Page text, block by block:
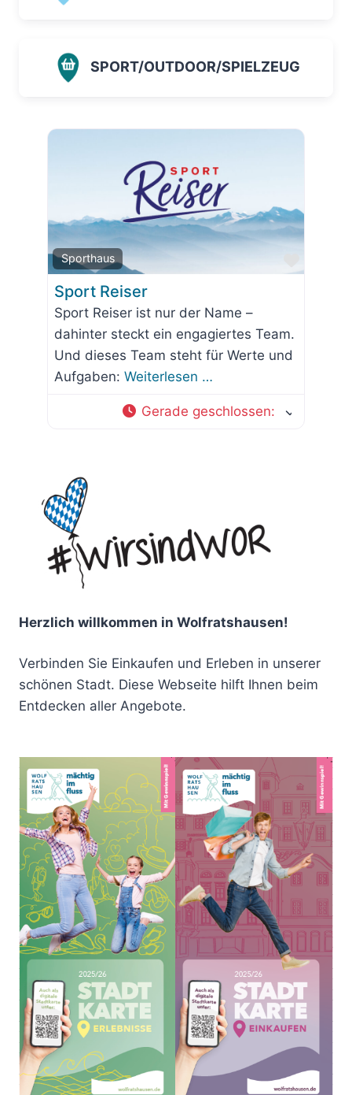
SPORT/OUTDOOR/SPIELZEUG
Sporthaus
Sport Reiser
Sport Reiser ist nur der Name –
dahinter steckt ein engagiertes Team.
Und dieses Team steht für Werte und
Aufgaben: Weiterlesen …
Gerade geschlossen:
Herzlich willkommen in Wolfratshausen!
Verbinden Sie Einkaufen und Erleben in unserer
schönen Stadt. Diese Webseite hilft Ihnen beim
Entdecken aller Angebote.